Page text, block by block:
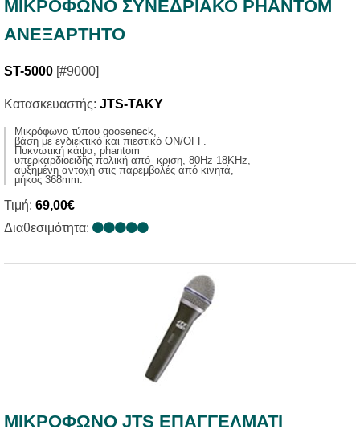
ΜΙΚΡΟΦΩΝΟ ΣΥΝΕΔΡΙΑΚΟ PHANTOM
ΑΝΕΞΑΡΤΗΤΟ
ST-5000 [#9000]
Κατασκευαστής: JTS-TAKY
Μικρόφωνο τύπου gooseneck,
βάση με ενδιεκτικό και πιεστικό ON/OFF.
Πυκνωτική κάψα, phantom
υπερκαρδιοειδής πολική από- κριση, 80Hz-18KHz,
αυξημένη αντοχή στις παρεμβολές από κινητά,
μήκος 368mm.
Τιμή: 69,00€
Διαθεσιμότητα:
ΜΙΚΡΟΦΩΝΟ JTS ΕΠΑΓΓΕΛΜΑΤΙ